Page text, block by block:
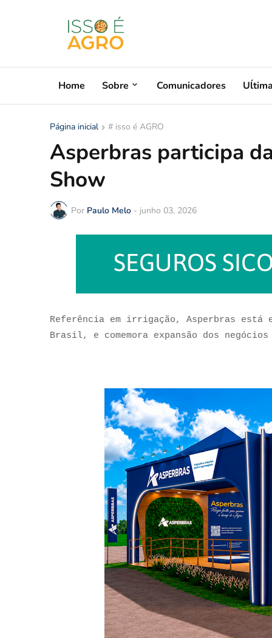
Home Sobre Comunicadores
Página inicial # isso é AGRO
Asperbras participa
Show
Por Paulo Melo - junho 03, 2026
Referência em irrigação, Asperbras está
Brasil, e comemora expansão dos